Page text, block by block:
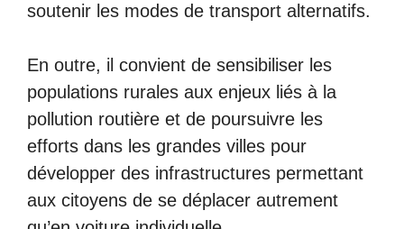
soutenir les modes de transport alternatifs.
En outre, il convient de sensibiliser les
populations rurales aux enjeux liés à la
pollution routière et de poursuivre les
efforts dans les grandes villes pour
développer des infrastructures permettant
aux citoyens de se déplacer autrement